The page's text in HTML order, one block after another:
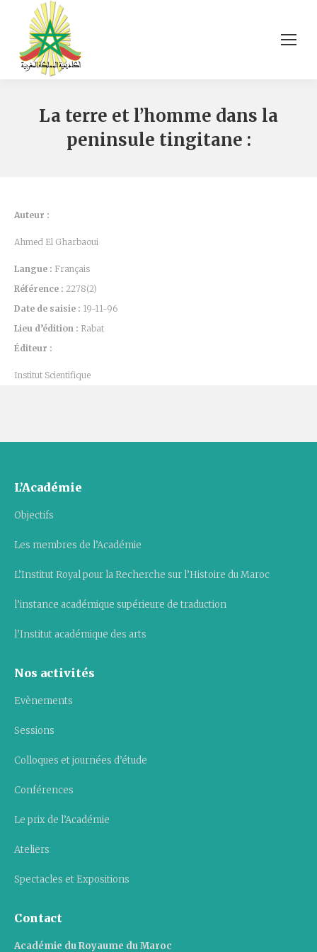
La terre et l’homme dans la
peninsule tingitane :
Auteur :
Ahmed El Gharbaoui
Langue : Français
Référence : 2278(2)
Date de saisie : 19-11-96
Lieu d’édition : Rabat
Éditeur :
Institut Scientifique
L’Académie
Objectifs
Les membres de l’Académie
L’Institut Royal pour la Recherche sur l’Histoire du Maroc
l’instance académique supérieure de traduction
l’Institut académique des arts
Nos activités
Evènements
Sessions
Colloques et journées d’étude
Conférences
Le prix de l’Académie
Ateliers
Spectacles et Expositions
Contact
Académie du Royaume du Maroc